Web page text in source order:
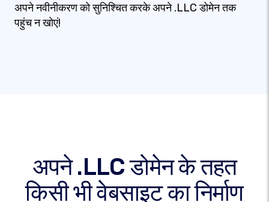
अपने नवीनीकरण को सुनिश्चित करके अपने .LLC डोमेन तक
पहुंच न खोएं!
अपने .LLC डोमेन के तहत
किसी भी वेबसाइट का निर्माण